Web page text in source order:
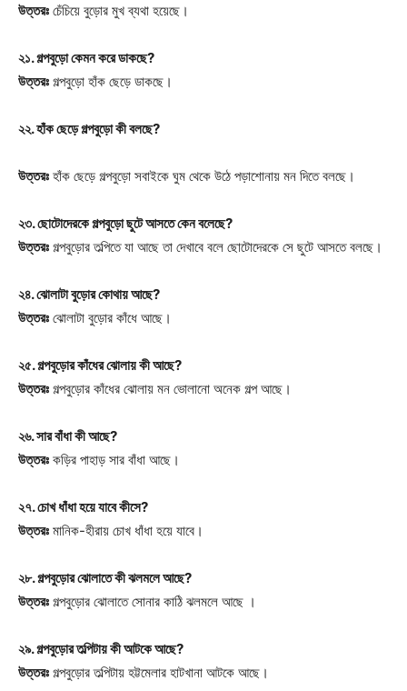
উত্তরঃ চেঁচিয়ে বুড়োর মুখ ব্যথা হয়েছে।
২১. গল্পবুড়ো কেমন করে ডাকছে?
উত্তরঃ গল্পবুড়ো হাঁক ছেড়ে ডাকছে।
২২. হাঁক ছেড়ে গল্পবুড়ো কী বলছে?
উত্তরঃ হাঁক ছেড়ে গল্পবুড়ো সবাইকে ঘুম থেকে উঠে পড়াশোনায় মন দিতে বলছে।
২৩. ছোটোদেরকে গল্পবুড়ো ছুটে আসতে কেন বলেছে?
উত্তরঃ গল্পবুড়োর তল্পিতে যা আছে তা দেখাবে বলে ছোটোদেরকে সে ছুটে আসতে বলছে।
২৪. ঝোলাটা বুড়োর কোথায় আছে?
উত্তরঃ ঝোলাটা বুড়োর কাঁধে আছে।
২৫. গল্পবুড়োর কাঁধের ঝোলায় কী আছে?
উত্তরঃ গল্পবুড়োর কাঁধের ঝোলায় মন ভোলানো অনেক গল্প আছে।
২৬. সার বাঁধা কী আছে?
উত্তরঃ কড়ির পাহাড় সার বাঁধা আছে।
২৭. চোখ ধাঁধা হয়ে যাবে কীসে?
উত্তরঃ মানিক-হীরায় চোখ ধাঁধা হয়ে যাবে।
২৮. গল্পবুড়োর ঝোলাতে কী ঝলমলে আছে?
উত্তরঃ গল্পবুড়োর ঝোলাতে সোনার কাঠি ঝলমলে আছে ।
২৯. গল্পবুড়োর তল্পিটায় কী আটকে আছে?
উত্তরঃ গল্পবুড়োর তল্পিটায় হট্টমেলার হাটখানা আটকে আছে।